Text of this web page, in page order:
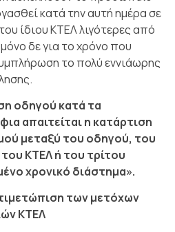
κατά την αυτή ημέρα σε
ίδιου ΚΤΕΛ λιγότερες από
δε για το χρόνο που
το πολύ εννιάωρης
οδηγού κατά τα
απαιτείται η κατάρτιση
μεταξύ του οδηγού, του
ΚΤΕΛ ή του τρίτου
χρονικό διάστημα».
των μετόχων
ΚΤΕΛ